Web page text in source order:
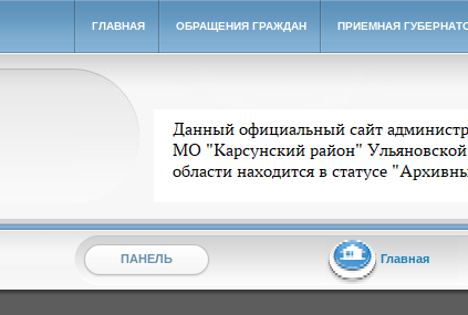
ГЛАВНАЯ ОБРАЩЕНИЯ ГРАЖДАН ПРИЕМНАЯ
Архивный сайт администрации МО
ПАНЕЛЬ Главная